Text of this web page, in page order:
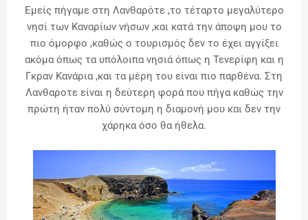
Εμείς πήγαμε στη Λανθαρότε ,το τέταρτο μεγαλύτερο
νησί των Καναρίων νήσων ,και κατά την άποψη μου το
πιο όμορφο ,καθώς ο τουρισμός δεν το έχει αγγίξει
ακόμα όπως τα υπόλοιπα νησιά όπως η Τενερίφη και η
Γκραν Κανάρια ,και τα μέρη του είναι πιο παρθένα. Στη
Λανθαροτε είναι η δεύτερη φορά που πήγα καθώς την
πρώτη ήταν πολύ σύντομη η διαμονή μου και δεν την
χάρηκα όσο θα ήθελα.